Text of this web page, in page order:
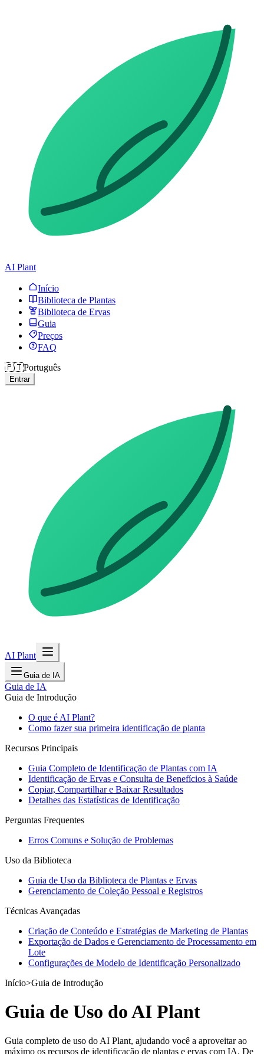
AI Plant
Início
Biblioteca de Plantas
Biblioteca de Ervas
Guia
Preços
FAQ
🇵🇹Português
Entrar
AI Plant
Guia de IA
Guia de IA
Guia de Introdução
O que é AI Plant?
Como fazer sua primeira identificação de planta
Recursos Principais
Guia Completo de Identificação de Plantas com IA
Identificação de Ervas e Consulta de Benefícios à Saúde
Copiar, Compartilhar e Baixar Resultados
Detalhes das Estatísticas de Identificação
Perguntas Frequentes
Erros Comuns e Solução de Problemas
Uso da Biblioteca
Guia de Uso da Biblioteca de Plantas e Ervas
Gerenciamento de Coleção Pessoal e Registros
Técnicas Avançadas
Criação de Conteúdo e Estratégias de Marketing de Plantas
Exportação de Dados e Gerenciamento de Processamento em
Lote
Configurações de Modelo de Identificação Personalizado
Início>Guia de Introdução
Guia de Uso do AI Plant
Guia completo de uso do AI Plant, ajudando você a aproveitar ao
máximo os recursos de identificação de plantas e ervas com IA. De